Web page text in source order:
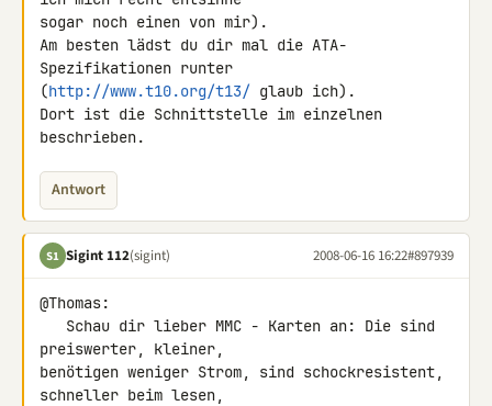
sogar noch einen von mir).
Am besten lädst du dir mal die ATA-
Spezifikationen runter
(http://www.t10.org/t13/ glaub ich).
Dort ist die Schnittstelle im einzelnen
beschrieben.
Antwort
S1 Sigint 112(sigint) 2008-06-16 16:22#897939
@Thomas:
preiswerter, kleiner,
benötigen weniger Strom, sind schockresistent,
schneller beim lesen,